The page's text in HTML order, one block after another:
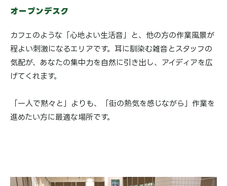
オープンデスク
カフェのような「心地よい生活音」と、他の方の作業風景が
程よい刺激になるエリアです。耳に馴染む雑音とスタッフの
気配が、あなたの集中力を自然に引き出し、アイディアを広
げてくれます。
「一人で黙々と」よりも、「街の熱気を感じながら」作業を
進めたい方に最適な場所です。